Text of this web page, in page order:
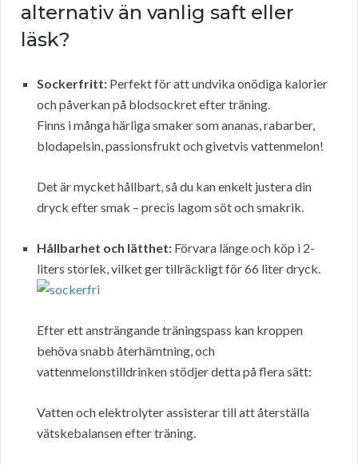
alternativ än vanlig saft eller
läsk?
Sockerfritt: Perfekt för att undvika onödiga kalorier
och påverkan på blodsockret efter träning.
Finns i många härliga smaker som ananas, rabarber,
blodapelsin, passionsfrukt och givetvis vattenmelon!
Det är mycket hållbart, så du kan enkelt justera din
dryck efter smak – precis lagom söt och smakrik.
Hållbarhet och lätthet: Förvara länge och köp i 2-
liters storlek, vilket ger tillräckligt för 66 liter dryck.
Efter ett ansträngande träningspass kan kroppen
behöva snabb återhämtning, och
vattenmelonstilldrinken stödjer detta på flera sätt:
Vatten och elektrolyter assisterar till att återställa
vätskebalansen efter träning.